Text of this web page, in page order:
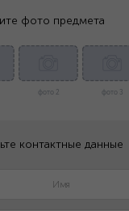
фото предмета
фото 2 фото 3
контактные данные